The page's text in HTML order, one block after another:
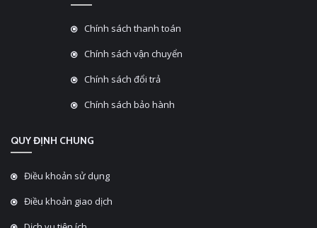
Chính sách thanh toán
Chính sách vận chuyển
Chính sách đổi trả
Chính sách bảo hành
QUY ĐỊNH CHUNG
Điều khoản sử dụng
Điều khoản giao dịch